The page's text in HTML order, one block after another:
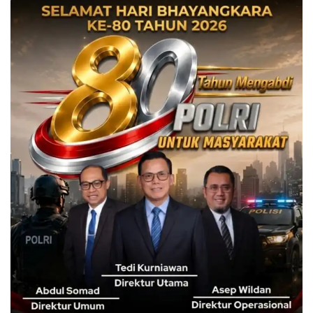
“Kejadiannya memang waktu itu pada tahun 1999 baru
diketahui oleh pelapor yakni Sentul City, pada tahun 2017.
Jadi perkara ini awalnya dinyatakan kadaluarsa oleh
Pengadilan Negeri Cibinong. Namun oleh tim Jaksa,
ditemukan perkara ini belum kadaluarsa karena diketahui
oleh pelapor pada tahun 2017. Sedangkan sertifikat itu
sudah ada pada tahun 1997,” ujarnya.
Atas pelaporan Sentul City, kata Anita, mereka memiliki
SHGB No 1169 Bojongkoneng atas nama Sentul City.
Sedangkan HSF memalsukan sertifikat dengan nomor 215
dengan luas 1.240 meter dan sertifikat nomor 217 dengan
luas 1.390 meter.
Setelah terbukti bersalah, lanjut Anita, Tim Jaksa kemudian
melakukan penangkapan. Namun, saat hendak ditangkap
di kediaman Hasan Sjafei sesuai KTP, di Kecamatan
Rancabungur, Kabupaten Bogor, terdakwa hanya